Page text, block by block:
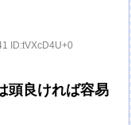
ID:tVXcD4U+0
頭良ければ容易